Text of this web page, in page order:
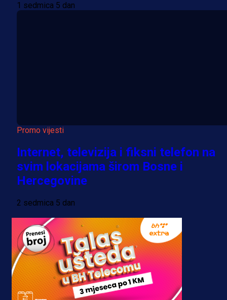
1 sedmica 5 dan
Promo vijesti
Internet, televizija i fiksni telefon na
svim lokacijama širom Bosne i
Hercegovine
2 sedmica 5 dan